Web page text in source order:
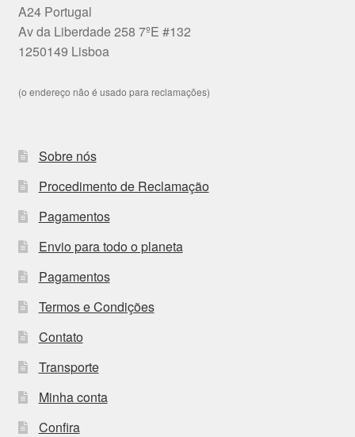
A24 Portugal
Av da Liberdade 258 7ºE #132
1250149 Lisboa
(o endereço não é usado para reclamações)
Sobre nós
Procedimento de Reclamação
Pagamentos
Envio para todo o planeta
Pagamentos
Termos e Condições
Contato
Transporte
Minha conta
Confira